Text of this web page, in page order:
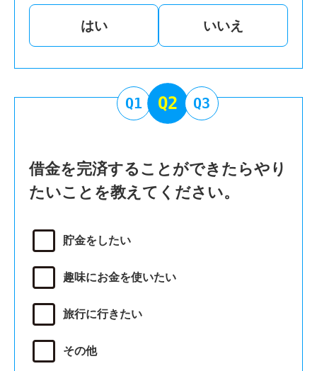
はい いいえ
Q1 Q2 Q3
借金を完済することができたらやり
たいことを教えてください。
貯金をしたい
趣味にお金を使いたい
旅行に行きたい
その他